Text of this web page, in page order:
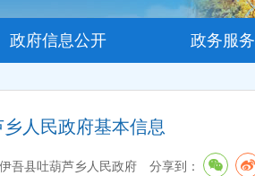
政府信息公开 政务服务
乡人民政府基本信息
吾县吐葫芦乡人民政府 分享到：